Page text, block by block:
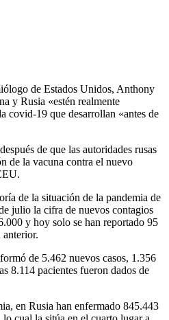
de Estados Unidos, Anthony
y Rusia «estén realmente
covid-19 que desarrollan «antes de
de que las autoridades rusas
de la vacuna contra el nuevo
de la situación de la pandemia de
julio la cifra de nuevos contagios
y hoy solo se han reportado 95
de 5.462 nuevos casos, 1.356
8.114 pacientes fueron dados de
en Rusia han enfermado 845.443